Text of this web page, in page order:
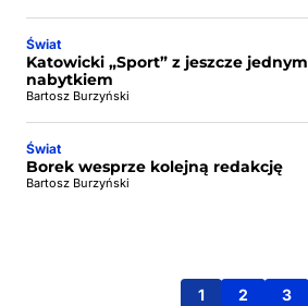
Świat
Katowicki „Sport” z jeszcze jednym
nabytkiem
Bartosz Burzyński
Świat
Borek wesprze kolejną redakcję
Bartosz Burzyński
1 2 3